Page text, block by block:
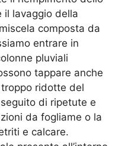
il lavaggio della
composta da
entrare in
pluviali
tappare anche
ridotte del
di ripetute e
da fogliame o la
e calcare.